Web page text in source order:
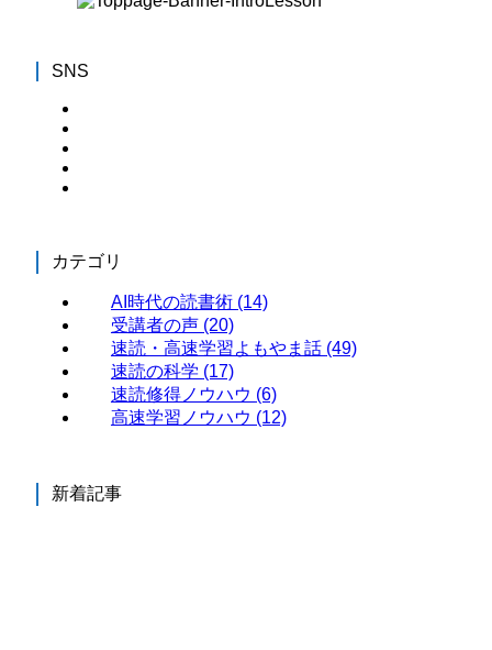
SNS
カテゴリ
AI時代の読書術 (14)
受講者の声 (20)
速読・高速学習よもやま話 (49)
速読の科学 (17)
速読修得ノウハウ (6)
高速学習ノウハウ (12)
新着記事